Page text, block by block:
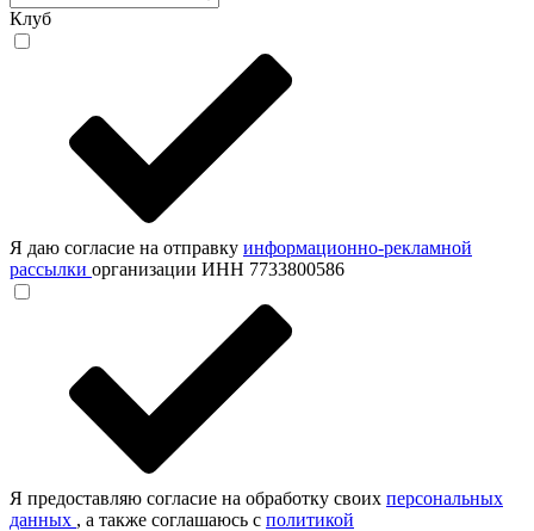
Клуб
Я даю согласие на отправку информационно-рекламной
рассылки организации ИНН 7733800586
Я предоставляю согласие на обработку своих персональных
данных , а также соглашаюсь с политикой